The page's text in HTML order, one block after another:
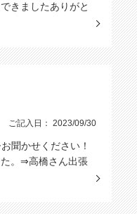
きましたありがと
ご記入日： 2023/09/30
聞かせください！
。⇒高橋さん出張